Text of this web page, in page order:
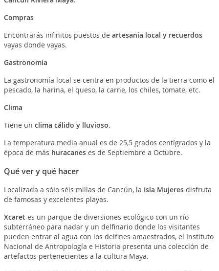
Compras
Encontrarás infinitos puestos de artesanía local y recuerdos
vayas donde vayas.
Gastronomía
La gastronomía local se centra en productos de la tierra como el
pescado, la harina, el queso, la carne, los chiles, tomate, etc.
Clima
Tiene un clima cálido y lluvioso.
La temperatura media anual es de 25,5 grados centígrados y la
época de más huracaneses de Septiembre a Octubre.
Qué ver y qué hacer
Localizada a sólo séis millas de Cancún, la Isla Mujeresdisfruta
de famosas y excelentes playas.
Xcaret es un parque de diversiones ecológico con un río
subterráneo para nadar y un delfinario donde los visitantes
pueden entrar al agua con los delfines amaestrados, el Instituto
Nacional de Antropología e Historia presenta una colección de
artefactos pertenecientes a la cultura Maya.